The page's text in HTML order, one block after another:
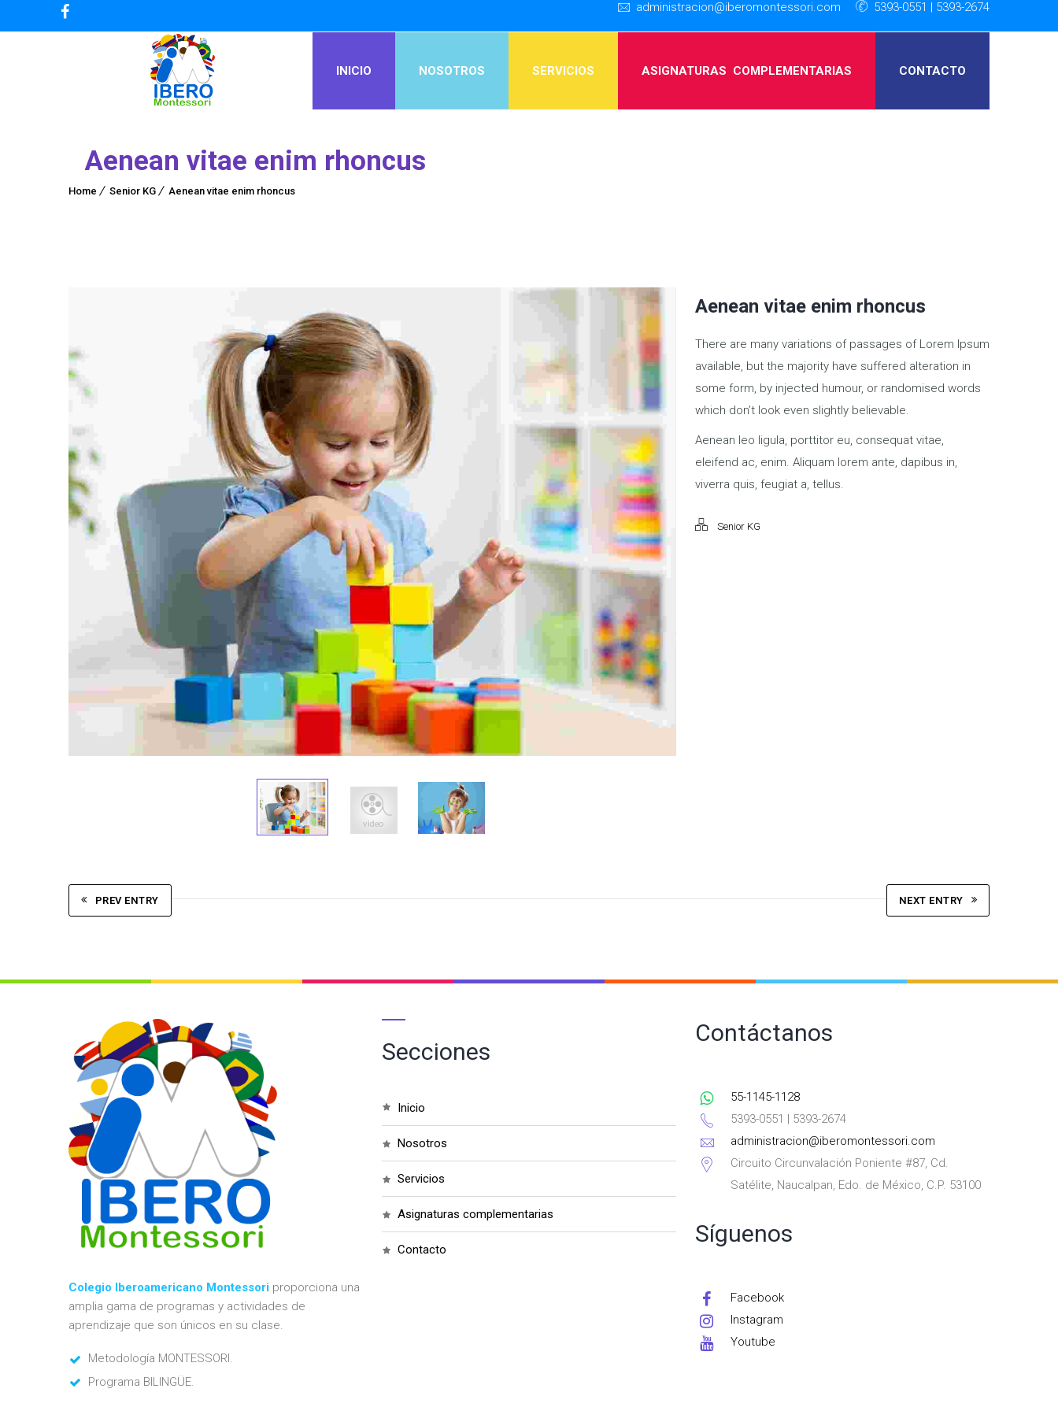
administracion@iberomontessori.com 5393-0551 | 5393-2674
INICIO NOSOTROS SERVICIOS ASIGNATURAS COMPLEMENTARIAS CONTACTO
Aenean vitae enim rhoncus
Home Senior KG Aenean vitae enim rhoncus
Aenean vitae enim rhoncus
There are many variations of passages of Lorem Ipsum
available, but the majority have suffered alteration in
some form, by injected humour, or randomised words
which don’t look even slightly believable.
Aenean leo ligula, porttitor eu, consequat vitae,
eleifend ac, enim. Aliquam lorem ante, dapibus in,
viverra quis, feugiat a, tellus.
Senior KG
PREV ENTRY NEXT ENTRY
Colegio Iberoamericano Montessori proporciona una
amplia gama de programas y actividades de
aprendizaje que son únicos en su clase.
Metodología MONTESSORI.
Programa BILINGÜE.
Secciones
inicio
nosotros
servicios
asignaturas complementarias
contacto
Contáctanos
55-1145-1128
5393-0551 | 5393-2674
administracion@iberomontessori.com
Circuito Circunvalación Poniente #87, Cd.
Satélite, Naucalpan, Edo. de México, C.P. 53100
Síguenos
Facebook
Instagram
Youtube